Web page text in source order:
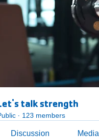
talk strength
· 123 members
Discussion Media